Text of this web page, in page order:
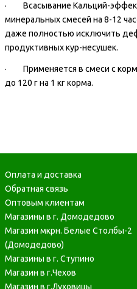
· Всасывание Кальций-
минеральных смесей на 8-12
даже полностью исключить
продуктивных кур-несушек.
· Применяется в смеси с
до 120 г на 1 кг корма.
Оплата и доставка
Обратная связь
Оптовым клиентам
Магазины в г. Домодедово
Магазин мкрн. Белые Столбы-2
(Домодедово)
Магазины в г. Ступино
Магазин в г.Чехов
Магазин в г.Луховицы